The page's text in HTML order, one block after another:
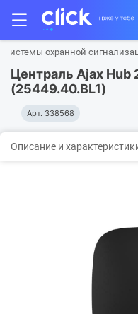
Системы охранной
Централь Ajax Hub
(25449.40.BL1)
Арт. 338568
Описание и